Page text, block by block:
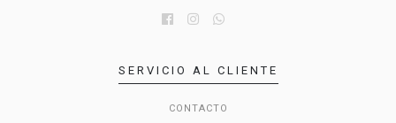
SERVICIO AL CLIENTE
CONTACTO